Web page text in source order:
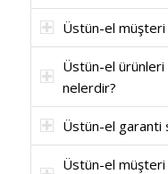
Üstün-el müşteri
Üstün-el
nelerdir?
Üstün-el garanti
Üstün-el